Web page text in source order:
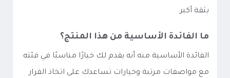
بثقة أكبر.
ما الفائدة الأساسية من هذا المنتج؟
الفائدة الأساسية منه أنه يقدم لك خيارًا مناسبًا في فئته
مع مواصفات مرتبة وخيارات تساعدك على اتخاذ القرار